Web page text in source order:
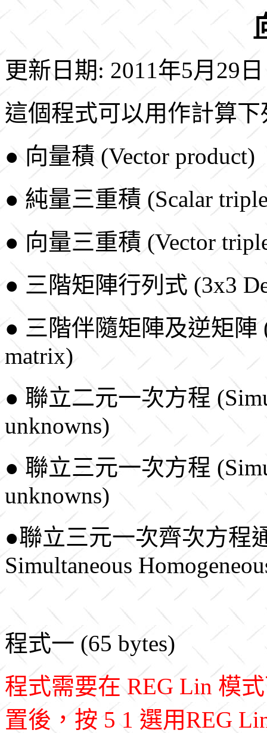
更新日期: 2011年5月29日
這個程式可以用作計算
● 向量積 (Vector product)
● 純量三重積 (Scalar
● 向量三重積 (Vector
● 三階矩陣行列式 (3x3
● 三階伴隨矩陣及逆矩陣
matrix)
● 聯立二元一次方程
unknowns)
● 聯立三元一次方程
unknowns)
●聯立三元一次齊次方程
Simultaneous
程式一 (65 bytes)
程式需要在 REG Lin 模
置後，按 5 1 選用REG